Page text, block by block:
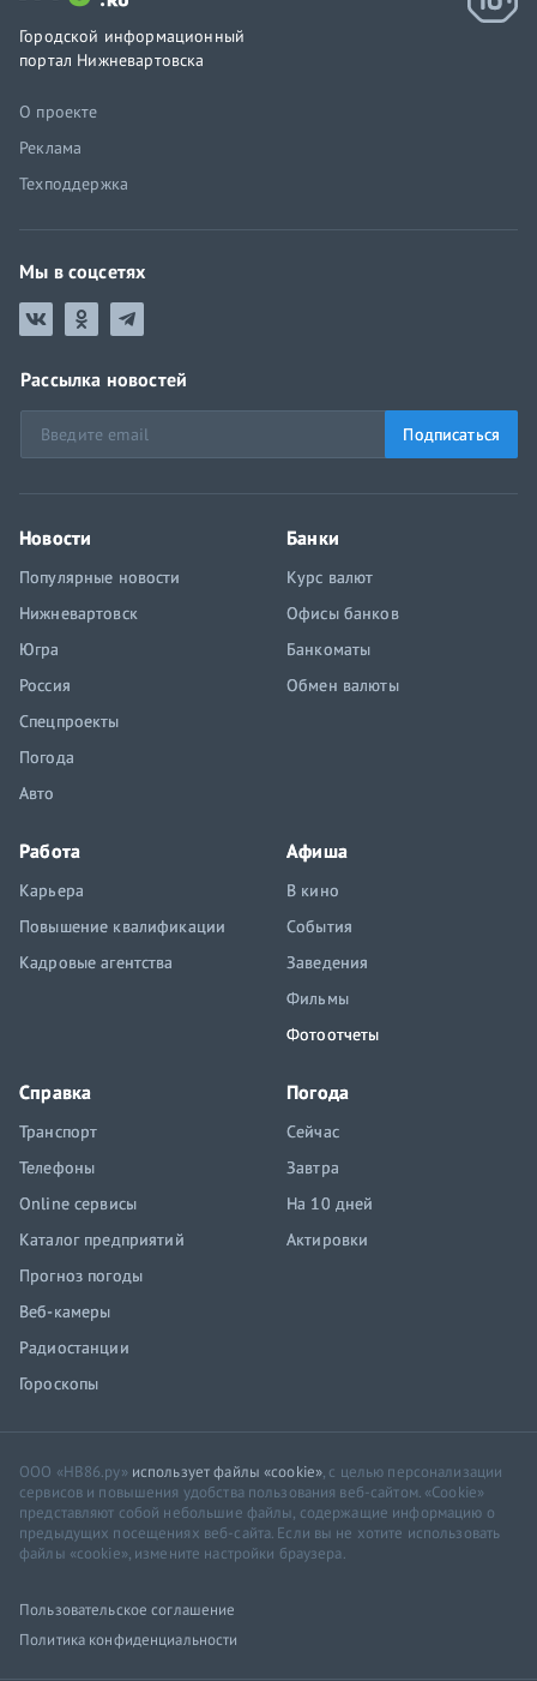
Городской информационный
портал Нижневартовска
О проекте
Реклама
Техподдержка
Мы в соцсетях
Рассылка новостей
Подписаться
Новости
Популярные новости
Нижневартовск
Югра
Россия
Спецпроекты
Погода
Авто
Банки
Курс валют
Офисы банков
Банкоматы
Обмен валюты
Работа
Карьера
Повышение квалификации
Кадровые агентства
Афиша
В кино
События
Заведения
Фильмы
Фотоотчеты
Справка
Транспорт
Телефоны
Online сервисы
Каталог предприятий
Прогноз погоды
Веб-камеры
Радиостанции
Гороскопы
Погода
Сейчас
Завтра
На 10 дней
Актировки
ООО «НВ86.ру» использует файлы «cookie», с целью персонализации
сервисов и повышения удобства пользования веб-сайтом. «Cookie»
представляют собой небольшие файлы, содержащие информацию о
предыдущих посещениях веб-сайта. Если вы не хотите использовать
файлы «cookie», измените настройки браузера.
Пользовательское соглашение
Политика конфиденциальности